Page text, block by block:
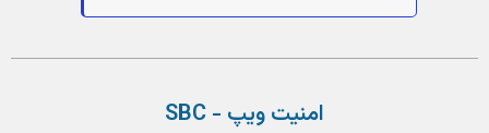
امنیت ویپ - SBC